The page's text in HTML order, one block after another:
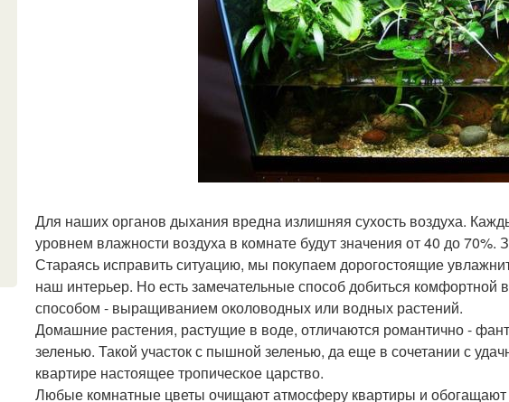
Для наших органов дыхания вредна излишняя сухость воздуха.
уровнем влажности воздуха в комнате будут значения от 40 до 70%.
Стараясь исправить ситуацию, мы покупаем дорогостоящие
наш интерьер. Но есть замечательные способ добиться комфортной
способом - выращиванием околоводных или водных растений.
Домашние растения, растущие в воде, отличаются романтично -
зеленью. Такой участок с пышной зеленью, да еще в сочетании с
квартире настоящее тропическое царство.
Любые комнатные цветы очищают атмосферу квартиры и обогащают